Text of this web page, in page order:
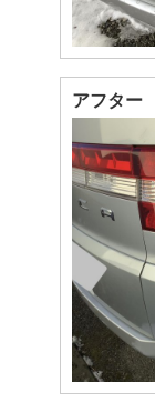
アフター